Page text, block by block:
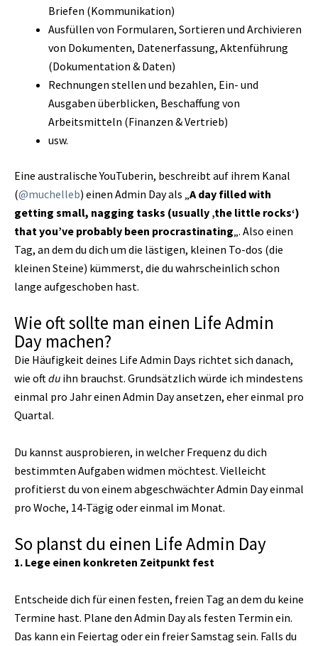
Briefen (Kommunikation)
Ausfüllen von Formularen, Sortieren und Archivieren
von Dokumenten, Datenerfassung, Aktenführung
(Dokumentation & Daten)
Rechnungen stellen und bezahlen, Ein- und
Ausgaben überblicken, Beschaffung von
Arbeitsmitteln (Finanzen & Vertrieb)
usw.
Eine australische YouTuberin, beschreibt auf ihrem Kanal
(@muchelleb) einen Admin Day als „ A day filled with
getting small, nagging tasks (usually ‚the little rocks‘)
that you’ve probably been procrastinating „. Also einen
Tag, an dem du dich um die lästigen, kleinen To-dos (die
kleinen Steine) kümmerst, die du wahrscheinlich schon
lange aufgeschoben hast.
Wie oft sollte man einen Life Admin
Day machen?
Die Häufigkeit deines Life Admin Days richtet sich danach,
wie oftdu ihn brauchst. Grundsätzlich würde ich mindestens
einmal pro Jahr einen Admin Day ansetzen, eher einmal pro
Quartal.
Du kannst ausprobieren, in welcher Frequenz du dich
bestimmten Aufgaben widmen möchtest. Vielleicht
profitierst du von einem abgeschwächter Admin Day einmal
pro Woche, 14-Tägig oder einmal im Monat.
So planst du einen Life Admin Day
1. Lege einen konkreten Zeitpunkt fest
Entscheide dich für einen festen, freien Tag an dem du keine
Termine hast. Plane den Admin Day als festen Termin ein.
Das kann ein Feiertag oder ein freier Samstag sein. Falls du